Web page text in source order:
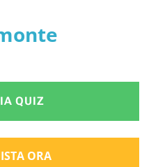
QUIZ
ORA